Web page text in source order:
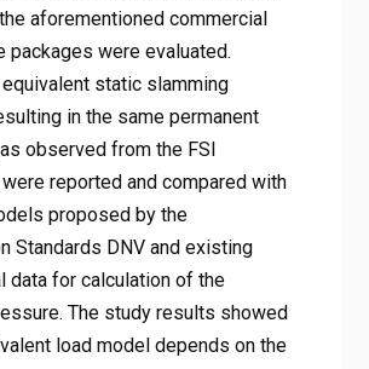
aforementioned commercial
packages were evaluated.
static slamming
in the same permanent
observed from the FSI
reported and compared with
proposed by the
Standards DNV and existing
data for calculation of the
The study results showed
load model depends on the